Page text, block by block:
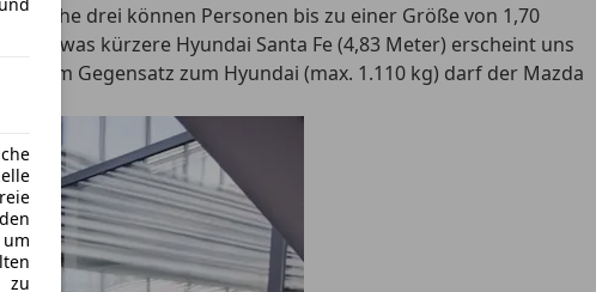
zu
Reihe drei können Personen bis zu einer Größe von 1,70
etwas kürzere Hyundai Santa Fe (4,83 Meter) erscheint uns
im Gegensatz zum Hyundai (max. 1.110 kg) darf der Mazda